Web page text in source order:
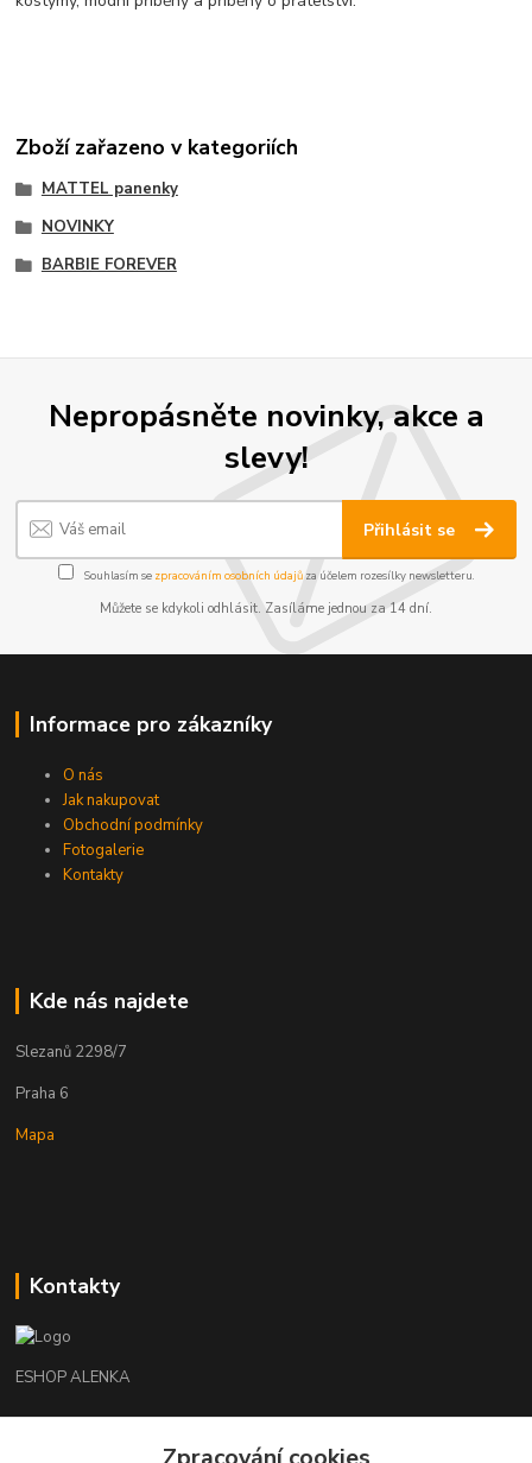
Zboží zařazeno v kategoriích
MATTEL panenky
NOVINKY
BARBIE FOREVER
Nepropásněte novinky, akce a
slevy!
Přihlásit se
Souhlasím se zpracováním osobních údajůza účelem rozesílky newsletteru.
Můžete se kdykoli odhlásit. Zasíláme jednou za 14 dní.
Informace pro zákazníky
O nás
Jak nakupovat
Obchodní podmínky
Fotogalerie
Kontakty
Kde nás najdete
Slezanů 2298/7
Praha 6
Mapa
Kontakty
ESHOP ALENKA
+420602541312